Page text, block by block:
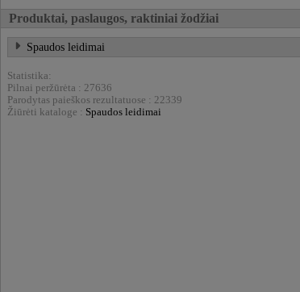
Produktai, paslaugos, raktiniai žodžiai
Spaudos leidimai
Statistika:
Pilnai peržūrėta : 27636
Parodytas paieškos rezultatuose : 22339
Žiūrėti kataloge : Spaudos leidimai